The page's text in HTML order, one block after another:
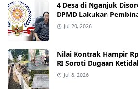
4 Desa di Nganjuk
DPMD Lakukan
Tata Kelola Desa
Jul 20, 2026
Nilai Kontrak Hampir
RI Soroti Dugaan
dan Lemah Pengawan
Jul 8, 2026